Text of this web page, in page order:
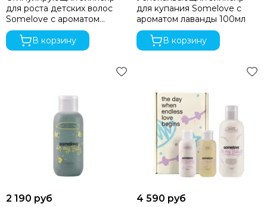
для роста детских волос
Somelove с ароматом
цитрусовых 100мл
В корзину
для купания Somelove с
ароматом лаванды 100мл
В корзину
2 190 руб 4 590 руб